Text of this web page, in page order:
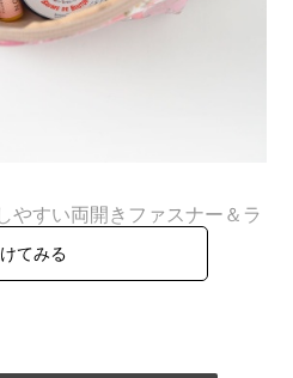
やすい両開きファスナー＆ラ
普段のメイク用品もすっきり